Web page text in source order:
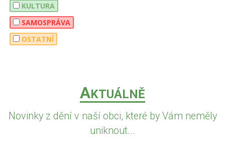
KULTURA
SAMOSPRÁVA
OSTATNÍ
AKTUÁLNĚ
Novinky z dění v naší obci, které by Vám neměly
uniknout...